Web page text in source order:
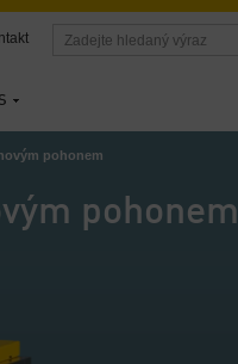
pohonem
pohonem